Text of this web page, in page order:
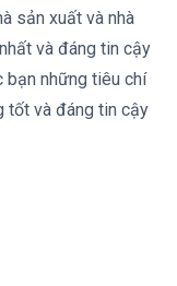
sản xuất và nhà
và đáng tin cậy
bạn những tiêu chí
tốt và đáng tin cậy